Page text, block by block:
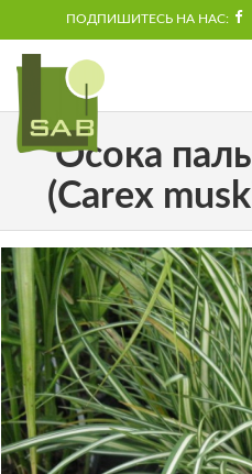
ПОДПИШИТЕСЬ НА НАС:
Осока
(Carex